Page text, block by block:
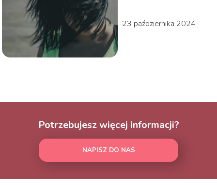
23 października 2024
Potrzebujesz więcej informacji?
NAPISZ DO NAS